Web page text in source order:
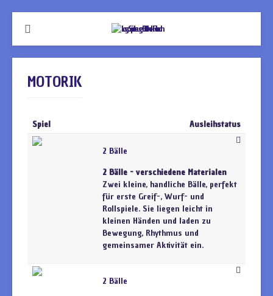
MOTORIK
Spiel Ausleihstatus
2 Bälle
2 Bälle - verschiedene Materialen
Zwei kleine, handliche Bälle, perfekt
für erste Greif-, Wurf- und
Rollspiele. Sie liegen leicht in
kleinen Händen und laden zu
Bewegung, Rhythmus und
gemeinsamer Aktivität ein.
2 Bälle